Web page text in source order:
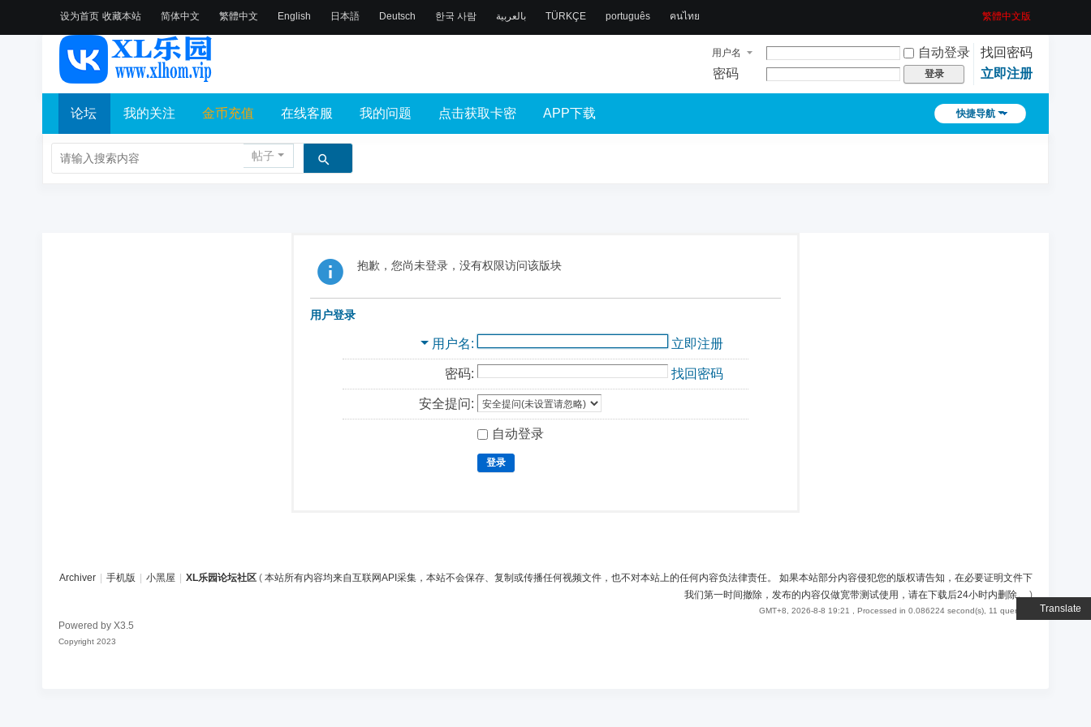
设为首页 收藏本站
Translate
简体中文 繁體中文 English 日本語 Deutsch 한국 사람 بالعربية TÜRKÇE português คนไทย 繁體中文版
用户名 自动登录
找回密码
密码
登录 立即注册
快捷导航
论坛 我的关注 金币充值 在线客服 我的问题 点击获取卡密 APP下载
帖子
抱歉，您尚未登录，没有权限访问该版块
用户登录
用户名 立即注册
密码: 找回密码
安全提问:
自动登录
登录
Archiver 手机版 小黑屋 XL乐园论坛社区 ( 本站所有内容均来自互联网API采集，本站不会保存、复制或传播任何视频文件，也不对本站上的任何内容负法律责任。 如果本站部分内容侵犯您的版权请告知，在必要证明文件下
我们第一时间撤除，发布的内容仅做宽带测试使用，请在下载后24小时内删除。)
GMT+8, 2026-8-8 19:21 , Processed in 0.086224 second(s), 11 queries .
Powered by X3.5
Copyright 2023